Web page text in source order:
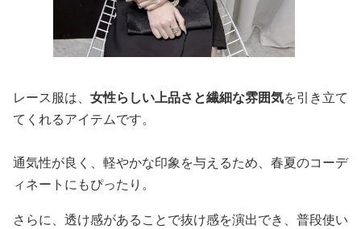
レース服は、 女性らしい上品さと繊細な雰囲気を引き立て
てくれるアイテムです。
通気性が良く、軽やかな印象を与えるため、春夏のコーデ
ィネートにもぴったり。
さらに、透け感があることで抜け感を演出でき、普段使い